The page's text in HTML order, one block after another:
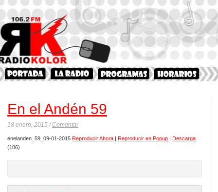
En el Andén 59
18 enero, 2015 /Comentar
enelanden_59_09-01-2015 Reproducir Ahora | Reproducir en Popup | Descarga
(106)